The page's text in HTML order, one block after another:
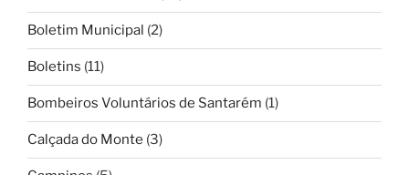
Boletim Municipal (2)
Boletins (11)
Bombeiros Voluntários de Santarém (1)
Calçada do Monte (3)